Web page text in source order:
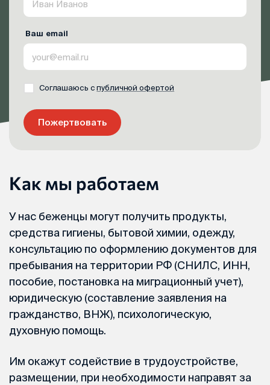
Ваш email
Соглашаюсь спубличной офертой
Пожертвовать
Как мы работаем
У нас беженцы могут получить продукты,
средства гигиены, бытовой химии, одежду,
консультацию по оформлению документов для
пребывания на территории РФ (СНИЛС, ИНН,
пособие, постановка на миграционный учет),
юридическую (составление заявления на
гражданство, ВНЖ), психологическую,
духовную помощь.
Им окажут содействие в трудоустройстве,
размещении, при необходимости направят за